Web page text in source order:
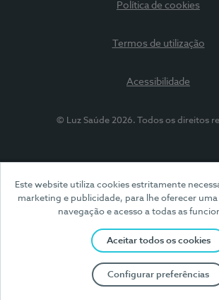
Este website utiliza cookies estritamente
marketing e publicidade, para lhe oferecer
navegação e acesso a todas as
Aceitar todos os cookies
Configurar preferências
Política de cookies
Termos de utilização
Acessibilidade
© Luz Saúde 2026. Todos os direitos